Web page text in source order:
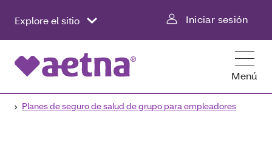
Explore el sitio Iniciar sesión
Menú
Planes de seguro de salud de grupo para empleadores